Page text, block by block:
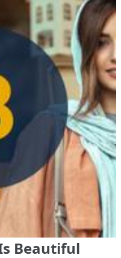
Beautiful